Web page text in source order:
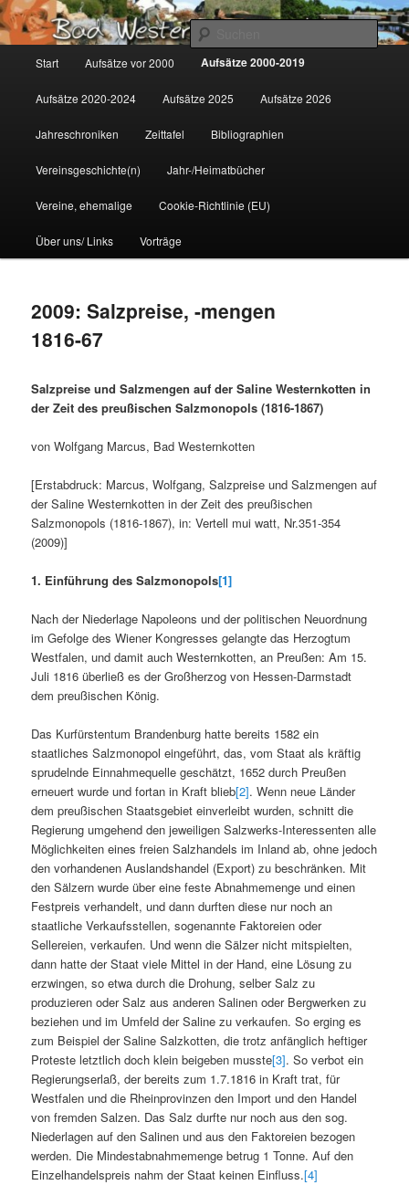
Zum
primären
Inhalt
springen
Gemeinsam für Bad Westernkotten
Start Aufsätze vor 2000 Aufsätze 2000-2019
Aufsätze 2020-2024 Aufsätze 2025 Aufsätze 2026
Jahreschroniken Zeittafel Bibliographien
Vereinsgeschichte(n) Jahr-/Heimatbücher
Vereine, ehemalige Cookie-Richtlinie (EU)
Über uns/ Links Vorträge
2009: Salzpreise, -mengen
1816-67
Salzpreise und Salzmengen auf der Saline Westernkotten in
der Zeit des preußischen Salzmonopols (1816-1867)
von Wolfgang Marcus, Bad Westernkotten
[Erstabdruck: Marcus, Wolfgang, Salzpreise und Salzmengen auf
der Saline Westernkotten in der Zeit des preußischen
Salzmonopols (1816-1867), in: Vertell mui watt, Nr.351-354
(2009)]
1. Einführung des Salzmonopols[1]
Nach der Niederlage Napoleons und der politischen Neuordnung
im Gefolge des Wiener Kongresses gelangte das Herzogtum
Westfalen, und damit auch Westernkotten, an Preußen: Am 15.
Juli 1816 überließ es der Großherzog von Hessen-Darmstadt
dem preußischen König.
Das Kurfürstentum Brandenburg hatte bereits 1582 ein
staatliches Salzmonopol eingeführt, das, vom Staat als kräftig
sprudelnde Einnahmequelle geschätzt, 1652 durch Preußen
erneuert wurde und fortan in Kraft blieb[2]. Wenn neue Länder
dem preußischen Staatsgebiet einverleibt wurden, schnitt die
Regierung umgehend den jeweiligen Salzwerks-Interessenten alle
Möglichkeiten eines freien Salzhandels im Inland ab, ohne jedoch
den vorhandenen Auslandshandel (Export) zu beschränken. Mit
den Sälzern wurde über eine feste Abnahmemenge und einen
Festpreis verhandelt, und dann durften diese nur noch an
staatliche Verkaufsstellen, sogenannte Faktoreien oder
Sellereien, verkaufen. Und wenn die Sälzer nicht mitspielten,
dann hatte der Staat viele Mittel in der Hand, eine Lösung zu
erzwingen, so etwa durch die Drohung, selber Salz zu
produzieren oder Salz aus anderen Salinen oder Bergwerken zu
beziehen und im Umfeld der Saline zu verkaufen. So erging es
zum Beispiel der Saline Salzkotten, die trotz anfänglich heftiger
Proteste letztlich doch klein beigeben musste[3]. So verbot ein
Regierungserlaß, der bereits zum 1.7.1816 in Kraft trat, für
Westfalen und die Rheinprovinzen den Import und den Handel
von fremden Salzen. Das Salz durfte nur noch aus den sog.
Niederlagen auf den Salinen und aus den Faktoreien bezogen
werden. Die Mindestabnahmemenge betrug 1 Tonne. Auf den
Einzelhandelspreis nahm der Staat keinen Einfluss.[4]